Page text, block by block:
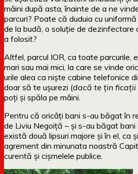
mâini după asta, înainte de a ne
parcuri? Poate că duduia cu
de la budă, o soluție de dezinfectare
a folosit?
Altfel, parcul IOR, ca toate parcurile,
mari sau mai mici, la care se vinde
urile alea ca niște cabine telefonice
doar să te ușurezi (dacă te țin ficații
poți și spăla pe mâini.
Pentru că oricâți bani s-au băgat în
de Liviu Negoiță – și s-au băgat bani
există două lipsuri majore și în el, ca
agrement din minunata noastră
curentă și cișmelele publice.